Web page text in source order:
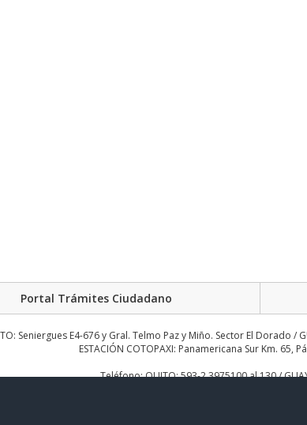
Portal Trámites Ciudadano
Seniergues E4-676 y Gral. Telmo Paz y Miño. Sector El Dorado
ESTACIÓN COTOPAXI: Panamericana Sur Km.
Teléfono: QUITO: 593-2 3975100 al 130 /